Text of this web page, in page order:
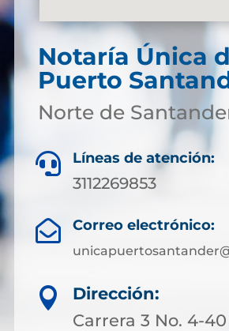
Notaría Única
Puerto
Norte de
 Líneas de atención:
3112269853
 Correo electrónico:

Dirección:
Carrera 3 No. 4-